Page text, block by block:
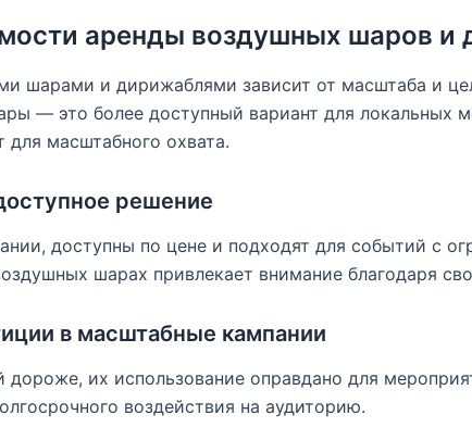
аренды воздушных шаров и
шарами и дирижаблями зависит от масштаба и
— это более доступный вариант для локальных
масштабного охвата.
решение
доступны по цене и подходят для событий с
шарах привлекает внимание благодаря
в масштабные кампании
дороже, их использование оправдано для
воздействия на аудиторию.